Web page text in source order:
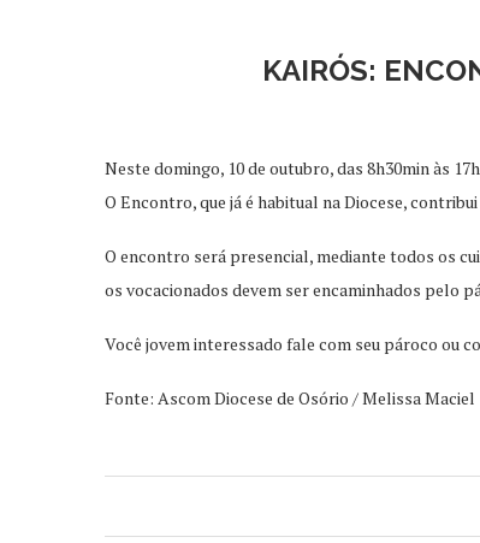
KAIRÓS:
Neste domingo, 10 de outubro, das 8h30min às
O Encontro, que já é habitual na Diocese,
O encontro será presencial, mediante todos os
os vocacionados devem ser encaminhados pelo
Você jovem interessado fale com seu pároco ou
Fonte: Ascom Diocese de Osório / Melissa Maciel